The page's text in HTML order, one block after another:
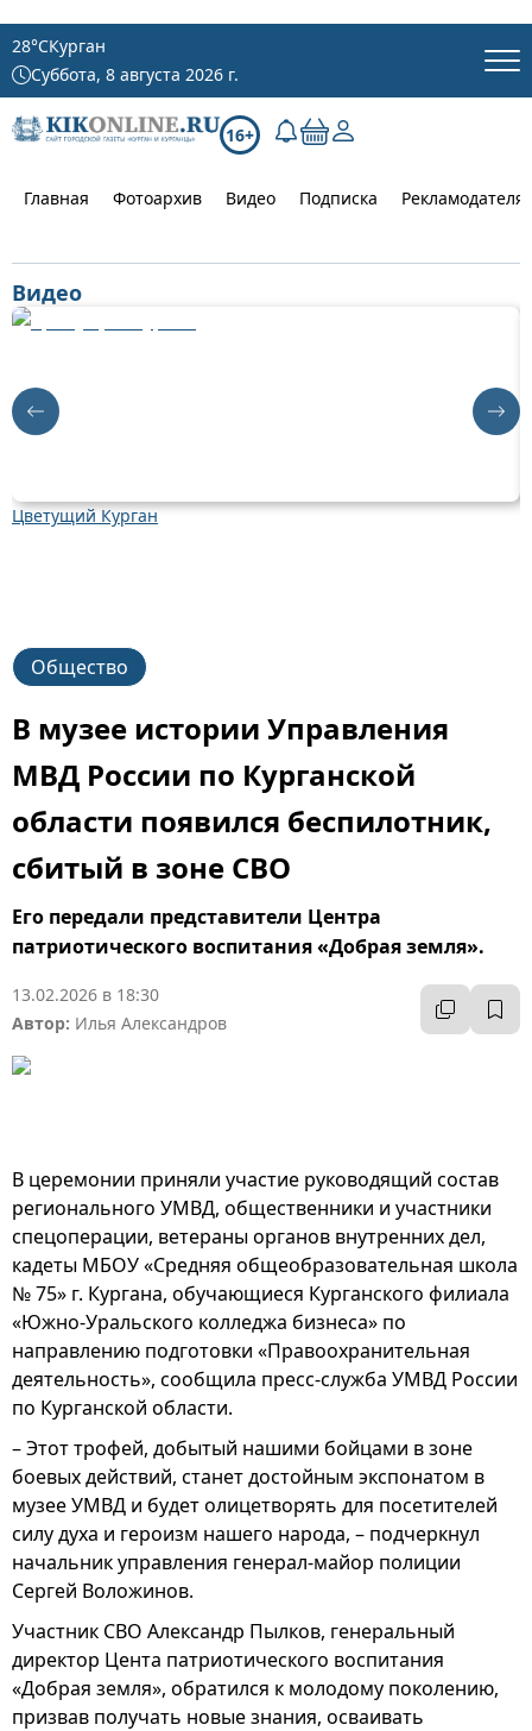
28°CКурган
Суббота, 8 августа 2026 г.
16+
Главная Фотоархив Видео Подписка
Видео
Цветущий Курган
Общество
В музее истории Управления
МВД России по Курганской
области появился беспилотник,
сбитый в зоне СВО
Его передали представители Центра
патриотического воспитания «Добрая земля».
13.02.2026 в 18:30
Автор: Илья Александров
В церемонии приняли участие руководящий состав
регионального УМВД, общественники и участники
спецоперации, ветераны органов внутренних дел,
кадеты МБОУ «Средняя общеобразовательная школа
№ 75» г. Кургана, обучающиеся Курганского филиала
«Южно-Уральского колледжа бизнеса» по
направлению подготовки «Правоохранительная
деятельность», сообщила пресс-служба УМВД России
по Курганской области.
– Этот трофей, добытый нашими бойцами в зоне
боевых действий, станет достойным экспонатом в
музее УМВД и будет олицетворять для посетителей
силу духа и героизм нашего народа, – подчеркнул
начальник управления генерал-майор полиции
Сергей Воложинов.
Участник СВО Александр Пылков, генеральный
директор Цента патриотического воспитания
«Добрая земля», обратился к молодому поколению,
призвав получать новые знания, осваивать